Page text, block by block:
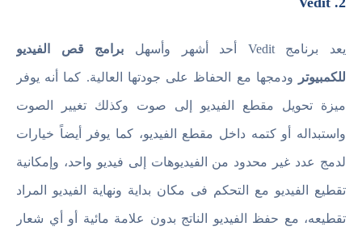
يعد برنامج Vedit أحد أشهر وأسهل برامج قص الفيديو
للكمبيوتر ودمجها مع الحفاظ على جودتها العالية. كما أنه يوفر
ميزة تحويل مقطع الفيديو إلى صوت وكذلك تغيير الصوت
واستبداله أو كتمه داخل مقطع الفيديو، كما يوفر أيضاً خيارات
لدمج عدد غير محدود من الفيديوهات إلى فيديو واحد، وإمكانية
تقطيع الفيديو مع التحكم فى مكان بداية ونهاية الفيديو المراد
تقطيعه، مع حفظ الفيديو الناتج بدون علامة مائية أو أي شعار